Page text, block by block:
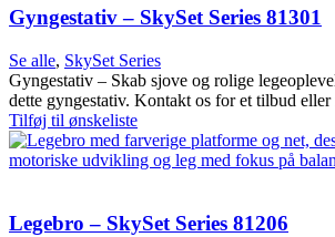
Gyngestativ – SkySet Series 81301
Se alle, SkySet Series
Gyngestativ – Skab sjove og rolige
dette gyngestativ. Kontakt os for et tilbud
Tilføj til ønskeliste
Legebro – SkySet Series 81206